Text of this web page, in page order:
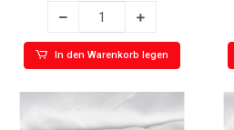
In den Warenkorb legen